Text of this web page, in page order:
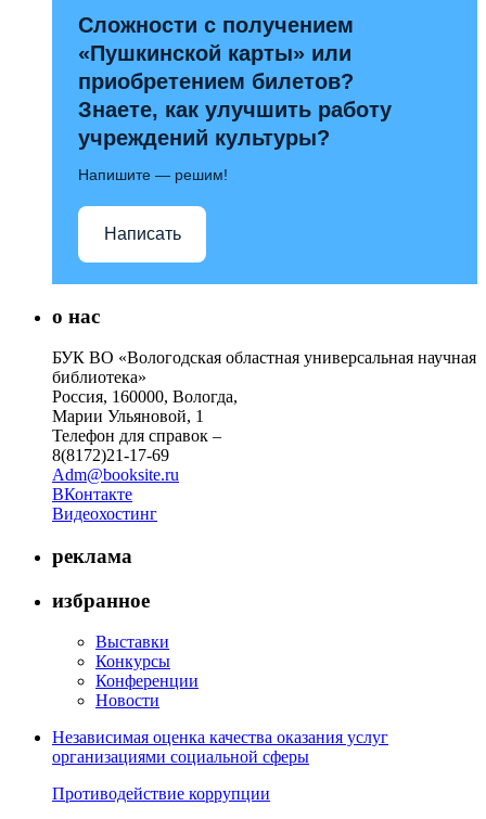
Сложности с получением
«Пушкинской карты» или
приобретением билетов?
Знаете, как улучшить работу
учреждений культуры?
Напишите — решим!
Написать
о нас
БУК ВО «Вологодская областная универсальная научная
библиотека»
Россия, 160000, Вологда,
Марии Ульяновой, 1
Телефон для справок –
8(8172)21-17-69
Adm@booksite.ru
ВКонтакте
Видеохостинг
реклама
избранное
Выставки
Конкурсы
Конференции
Новости
Независимая оценка качества оказания услуг
организациями социальной сферы
Противодействие коррупции